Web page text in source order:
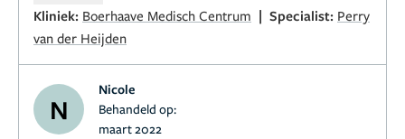
Kliniek: Boerhaave Medisch Centrum | Specialist: Perry
van der Heijden
N
Nicole
Behandeld op:
maart 2022